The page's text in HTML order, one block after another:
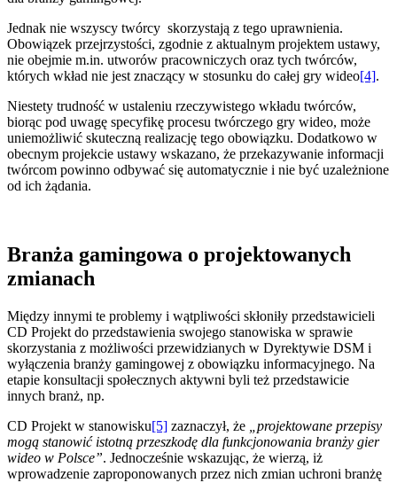
Jednak nie wszyscy twórcy skorzystają z tego uprawnienia.
Obowiązek przejrzystości, zgodnie z aktualnym projektem ustawy,
nie obejmie m.in. utworów pracowniczych oraz tych twórców,
których wkład nie jest znaczący w stosunku do całej gry wideo[4].
Niestety trudność w ustaleniu rzeczywistego wkładu twórców,
biorąc pod uwagę specyfikę procesu twórczego gry wideo, może
uniemożliwić skuteczną realizację tego obowiązku. Dodatkowo w
obecnym projekcie ustawy wskazano, że przekazywanie informacji
twórcom powinno odbywać się automatycznie i nie być uzależnione
od ich żądania.
Branża gamingowa o projektowanych
zmianach
Między innymi te problemy i wątpliwości skłoniły przedstawicieli
CD Projekt do przedstawienia swojego stanowiska w sprawie
skorzystania z możliwości przewidzianych w Dyrektywie DSM i
wyłączenia branży gamingowej z obowiązku informacyjnego. Na
etapie konsultacji społecznych aktywni byli też przedstawicie
innych branż, np.
CD Projekt w stanowisku[5] zaznaczył, że
„projektowane przepisy
mogą stanowić istotną przeszkodę dla funkcjonowania branży gier
wideo w Polsce”. Jednocześnie wskazując, że wierzą, iż
wprowadzenie zaproponowanych przez nich zmian uchroni branżę